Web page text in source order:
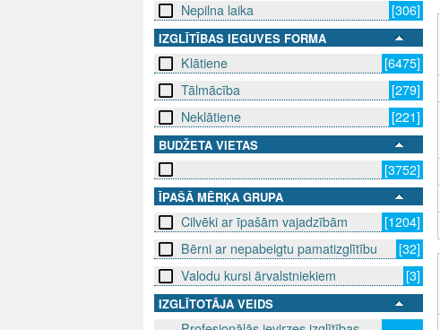
Nepilna laika
[306]
IZGLĪTĪBAS IEGUVES FORMA
Klātiene
[6475]
Tālmācība
[279]
Neklātiene
[221]
BUDŽETA VIETAS
[3752]
ĪPAŠĀ MĒRĶA GRUPA
Cilvēki ar īpašām vajadzībām
[1204]
Bērni ar nepabeigtu pamatizglītību
[32]
Valodu kursi ārvalstniekiem
[3]
IZGLĪTOTĀJA VEIDS